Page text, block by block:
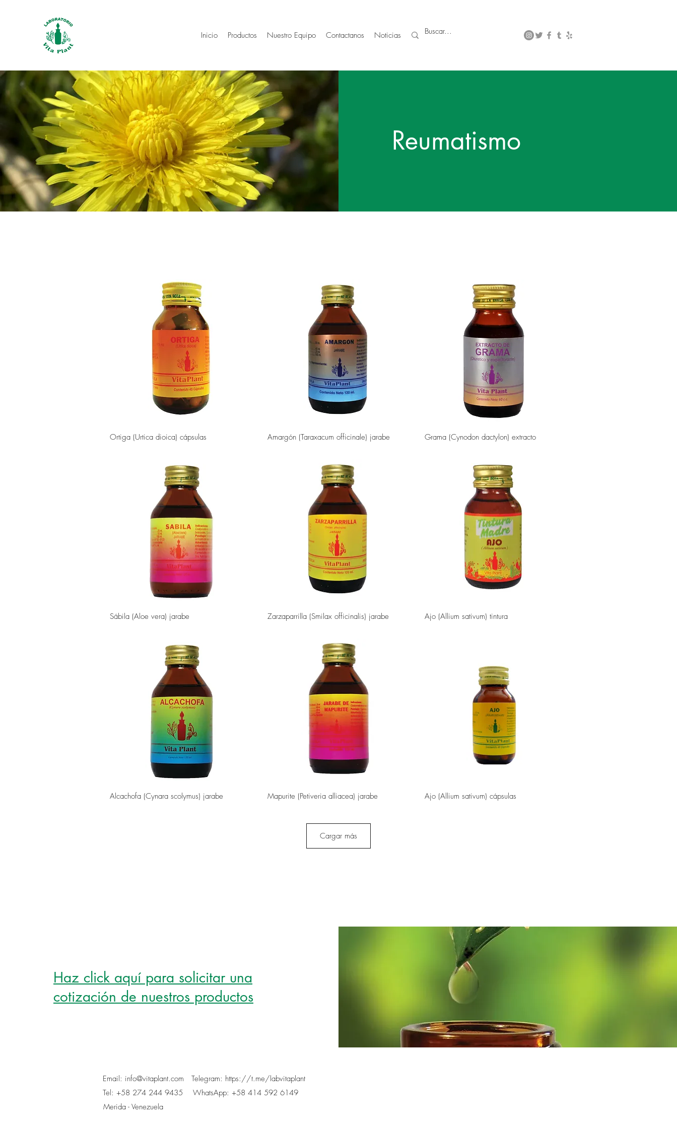
Inicio Productos Nuestro Equipo Contactanos Noticias
Reumatismo
Vista rápida
Ortiga (Urtica dioica) cápsulas Vista rápida
Amargón (Taraxacum officinale) jarabe Vista rápida
Grama (Cynodon dactylon) extracto
Vista rápida
Sábila (Aloe vera) jarabe Vista rápida
Zarzaparrilla (Smilax officinalis) jarabe Vista rápida
Ajo (Allium sativum) tintura
Vista rápida
Alcachofa (Cynara scolymus) jarabe Vista rápida
Mapurite (Petiveria alliacea) jarabe Vista rápida
Ajo (Allium sativum) cápsulas
Cargar más
Haz click aquí para solicitar una
cotización de nuestros productos
Email: info@vitaplant.com Telegram: https://t.me/labvitaplant
Tel: +58 274 244 9435 WhatsApp: +58 414 592 6149
Merida - Venezuela